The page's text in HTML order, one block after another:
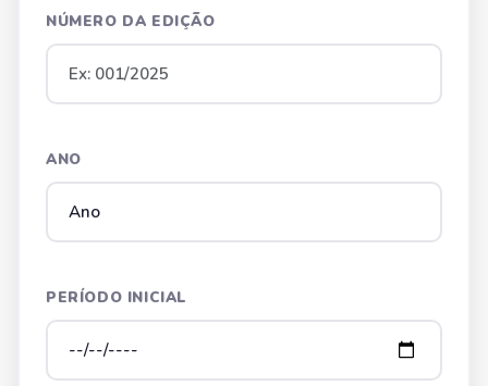
NÚMERO DA EDIÇÃO
ANO
PERÍODO INICIAL